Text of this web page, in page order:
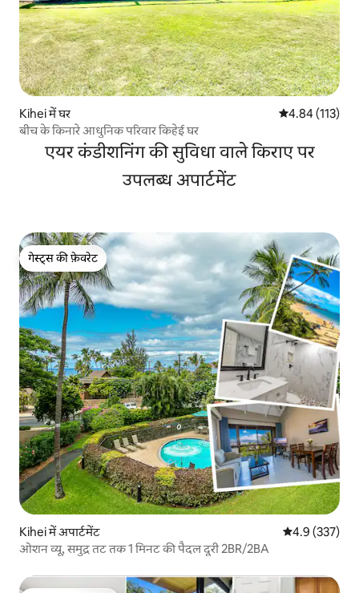
Kihei में घर औसत रेटिंग 5 में से
4.84 (113)
बीच के किनारे आधुनिक परिवार किहेई घर
एयर कंडीशनिंग की सुविधा वाले किराए पर
उपलब्ध अपार्टमेंट
गेस्ट्स की फ़ेवरेट
गेस्ट्स की फ़ेवरेट
Kihei में अपार्टमेंट औसत रेटिंग 5 में
4.9 (337)
ओशन व्यू, समुद्र तट तक 1 मिनट की पैदल दूरी 2BR/2BA